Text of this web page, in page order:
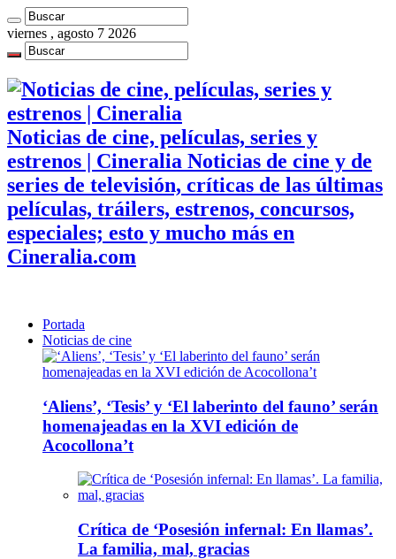
viernes , agosto 7 2026
Noticias de cine, películas, series y
estrenos | Cineralia Noticias de cine y de
series de televisión, críticas de las últimas
películas, tráilers, estrenos, concursos,
especiales; esto y mucho más en
Cineralia.com
Portada
Noticias de cine
‘Aliens’, ‘Tesis’ y ‘El laberinto del fauno’ serán
homenajeadas en la XVI edición de
Acocollona’t
Crítica de ‘Posesión infernal: En llamas’.
La familia, mal, gracias